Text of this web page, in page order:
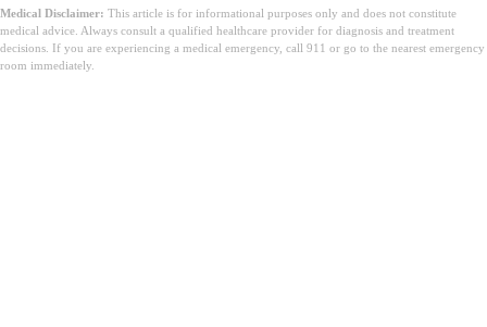
Medical Disclaimer: This article is for informational purposes only and does not constitute
medical advice. Always consult a qualified healthcare provider for diagnosis and treatment
decisions. If you are experiencing a medical emergency, call 911 or go to the nearest emergency
room immediately.